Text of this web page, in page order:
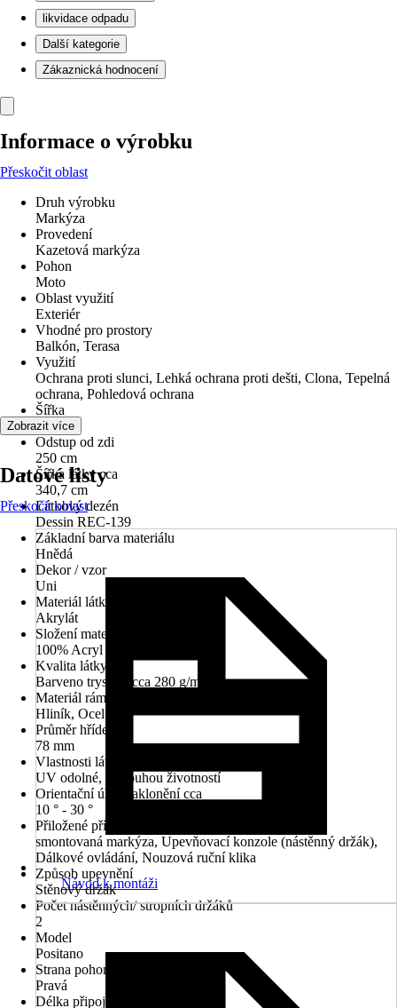
likvidace odpadu
Další kategorie
Zákaznická hodnocení
Informace o výrobku
Přeskočit oblast
Druh výrobku
Markýza
Provedení
Kazetová markýza
Pohon
Moto
Oblast využití
Exteriér
Vhodné pro prostory
Balkón, Terasa
Využití
Ochrana proti slunci, Lehká ochrana proti dešti, Clona, Tepelná
ochrana, Pohledová ochrana
Šířka
360 cm
Odstup od zdi
250 cm
Šířka látky cca
340,7 cm
Látkový dezén
Dessin REC-139
Základní barva materiálu
Hnědá
Dekor / vzor
Uni
Materiál látky
Akrylát
Složení materiálu
100% Acryl
Kvalita látky
Barveno tryskou cca 280 g/m²
Materiál rámu
Hliník, Ocel
Průměr hřídele
78 mm
Vlastnosti látky
UV odolné, S dlouhou životností
Orientační úhel naklonění cca
10 ° - 30 °
Přiložené příslušenství
smontovaná markýza, Upevňovací konzole (nástěnný držák),
Dálkové ovládání, Nouzová ruční klika
Způsob upevnění
Stěnový držák
Počet nástěnných/ stropních držáků
2
Model
Positano
Strana pohonu
Pravá
Délka připojovacího kabelu
Zobrazit více
Datové listy
Přeskočit oblast
Návod k montáži